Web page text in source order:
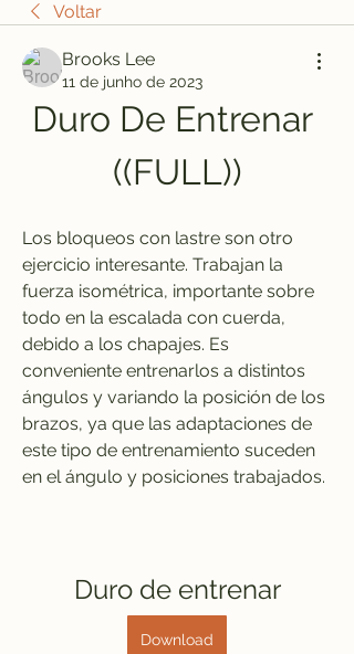
Voltar
Brooks Lee
11 de junho de 2023
Duro De Entrenar
((FULL))
Los bloqueos con lastre son otro
ejercicio interesante. Trabajan la
fuerza isométrica, importante sobre
todo en la escalada con cuerda,
debido a los chapajes. Es
conveniente entrenarlos a distintos
ángulos y variando la posición de los
brazos, ya que las adaptaciones de
este tipo de entrenamiento suceden
en el ángulo y posiciones trabajados.
Duro de entrenar
Download